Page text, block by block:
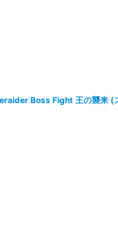
Boss Fight 王の襲来 (